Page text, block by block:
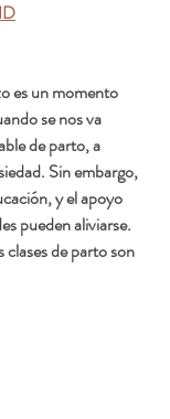
es un momento
se nos va
de parto, a
Sin embargo,
y el apoyo
pueden aliviarse.
clases de parto son